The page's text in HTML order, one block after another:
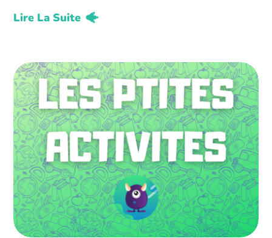
Lire La Suite